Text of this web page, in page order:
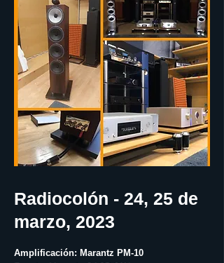
Radiocolón - 24, 25 de
marzo, 2023
Amplificación: Marantz PM-10